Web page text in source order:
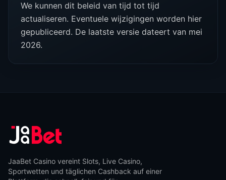
We kunnen dit beleid van tijd tot tijd
actualiseren. Eventuele wijzigingen worden hier
gepubliceerd. De laatste versie dateert van mei
2026.
JaaBet Casino vereint Slots, Live Casino,
Sportwetten und täglichen Cashback auf einer